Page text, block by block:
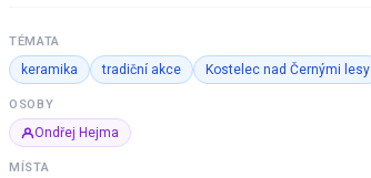
TÉMATA
keramika tradiční akce Kostelec nad Černými lesy
OSOBY
Ondřej Hejma
MÍSTA